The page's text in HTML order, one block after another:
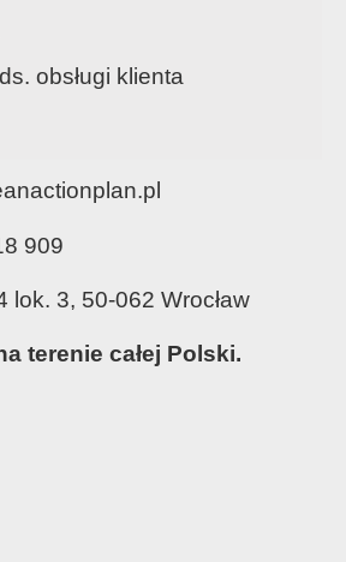
obsługi klienta
909
lok. 3, 50-062 Wrocław
terenie całej Polski.